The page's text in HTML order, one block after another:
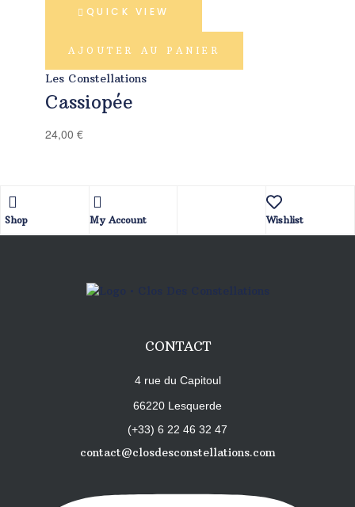
QUICK VIEW
AJOUTER AU PANIER
Les Constellations
Cassiopée
24,00 €
Shop My Account Wishlist
CONTACT
4 rue du Capitoul
66220 Lesquerde
(+33) 6 22 46 32 47
contact@closdesconstellations.com